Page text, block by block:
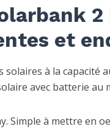
et
solaires à la
avec batterie
Simple à mettre en